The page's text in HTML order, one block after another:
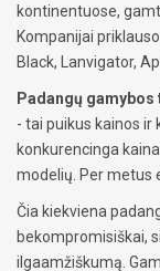
kontinentuose,
Kompanijai
Black, Lanvigator,
Padangų
- tai puikus kainos ir
konkurencinga
modelių. Per metus
Čia kiekviena
bekompromisiškai,
ilgaamžiškumą.